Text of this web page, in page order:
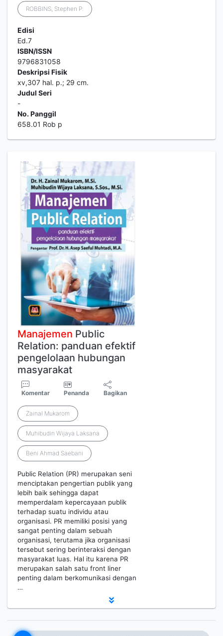
ROBBINS, Stephen P.
Edisi
Ed.7
ISBN/ISSN
9796831058
Deskripsi Fisik
xv,307 hal. p.; 29 cm.
Judul Seri
-
No. Panggil
658.01 Rob p
Manajemen Public
Relation: panduan efektif
pengelolaan hubungan
masyarakat
Komentar Penanda Bagikan
Zainal Mukarom
Muhibudin Wijaya Laksana
Beni Ahmad Saebani
Public Relation (PR) merupakan seni
menciptakan pengertian publik yang
lebih baik sehingga dapat
memperdalam kepercayaan publik
terhadap suatu individu atau
organisasi. PR memiliki posisi yang
sangat penting dalam sebuah
organisasi, terutama jika organisasi
tersebut sering berinteraksi dengan
masyarakat luas. Hal itu karena PR
merupakan salah satu front liner
penting dalam berkomunikasi dengan
…